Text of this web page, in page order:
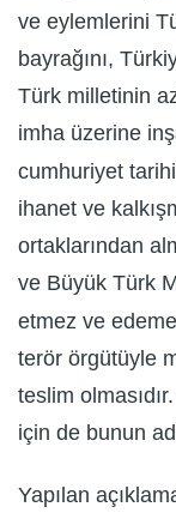
ve eylemlerini
bayrağını,
Türk milletinin
imha üzerine
cumhuriyet
ihanet ve
ortaklarından
ve Büyük Türk
etmez ve
terör örgütüyle
teslim
için de bunun
Yapılan